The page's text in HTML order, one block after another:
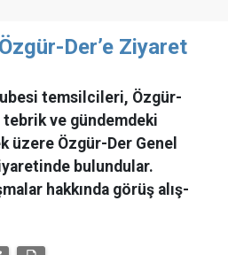
Der’e Ziyaret
temsilcileri, Özgür-
tebrik ve gündemdeki
üzere Özgür-Der Genel
bulundular.
hakkında görüş alış-